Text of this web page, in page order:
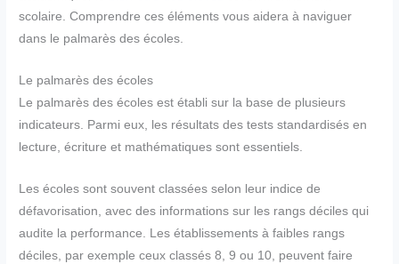
scolaire. Comprendre ces éléments vous aidera à naviguer
dans le palmarès des écoles.
Le palmarès des écoles
Le palmarès des écoles est établi sur la base de plusieurs
indicateurs. Parmi eux, les résultats des tests standardisés en
lecture, écriture et mathématiques sont essentiels.
Les écoles sont souvent classées selon leur indice de
défavorisation, avec des informations sur les rangs déciles qui
audite la performance. Les établissements à faibles rangs
déciles, par exemple ceux classés 8, 9 ou 10, peuvent faire